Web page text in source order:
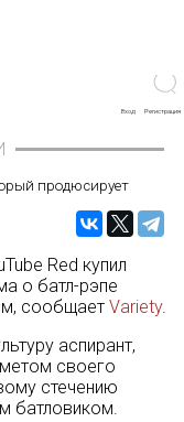
Вход Регистрация
продюсирует
Red купил
о батл-рэпе
сообщает Variety.
аспирант,
своего
стечению
батловиком.